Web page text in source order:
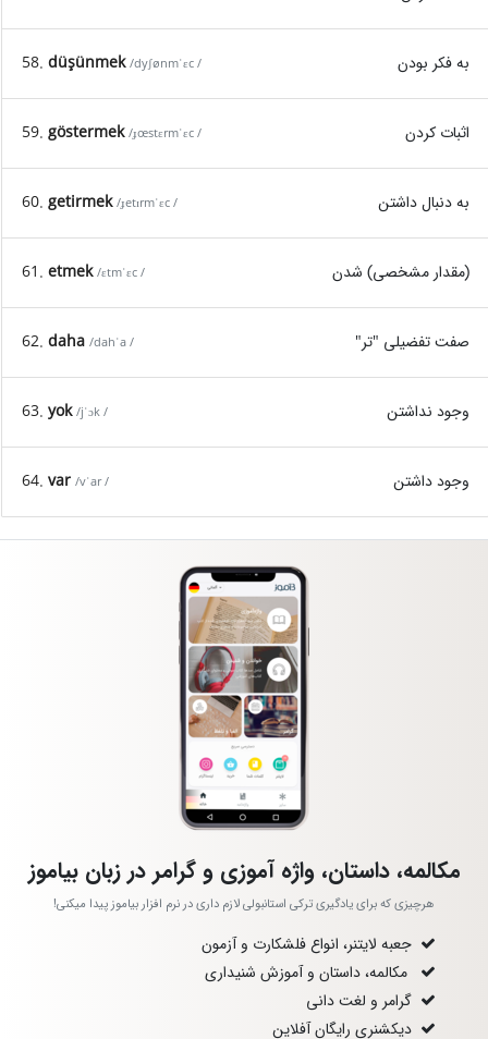
58. düşünmek /dyʃønmˈɛc / به فکر بودن
59. göstermek /ɟœstɛrmˈɛc / اثبات کردن
60. getirmek /ɟetɪrmˈɛc / به دنبال داشتن
61. etmek /ɛtmˈɛc / (مقدار مشخصی) شدن
62. daha /dahˈa / صفت تفضیلی "تر"
63. yok /jˈɔk / وجود نداشتن
64. var /vˈar / وجود داشتن
مکالمه، داستان، واژه آموزی و گرامر در زبان بیاموز
هرچیزی که برای یادگیری ترکی استانبولی لازم داری در نرم افزار بیاموز پیدا میکنی!
جعبه لایتنر، انواع فلشکارت و آزمون
مکالمه، داستان و آموزش شنیداری
گرامر و لغت دانی
دیکشنری رایگان آفلاین